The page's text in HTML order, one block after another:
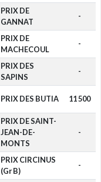
PRIX DE
GANNAT
-
PRIX DE
MACHECOUL
-
PRIX DES
SAPINS
-
PRIX DES BUTIA 11 500
PRIX DE SAINT-
JEAN-DE-
MONTS
-
PRIX CIRCINUS
(Gr B)
-